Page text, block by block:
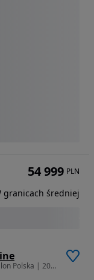
1995 cm3 • 218 KM • BMW 525d xDrive F10 | Salon Polska | 2015 | 218 KM | Bezwypadkowy
54 999 PLN
granicach średniej